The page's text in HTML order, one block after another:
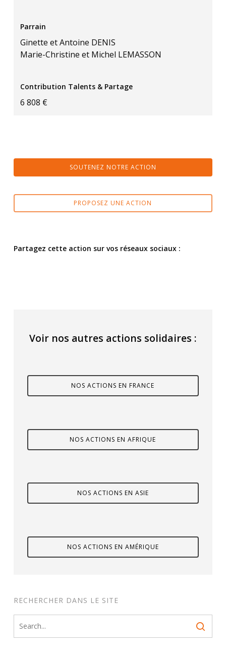
Parrain
Ginette et Antoine DENIS
Marie-Christine et Michel LEMASSON
Contribution Talents & Partage
6 808 €
SOUTENEZ NOTRE ACTION
PROPOSEZ UNE ACTION
Partagez cette action sur vos réseaux sociaux :
Voir nos autres actions solidaires :
NOS ACTIONS EN FRANCE
NOS ACTIONS EN AFRIQUE
NOS ACTIONS EN ASIE
NOS ACTIONS EN AMÉRIQUE
RECHERCHER DANS LE SITE